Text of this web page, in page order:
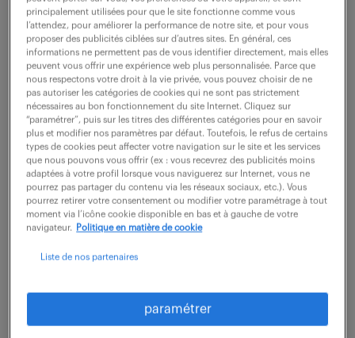
Au sein d'un pôle de 6 comptables et en lien avec
les gestionnaires de paie, vous prenez en charge
la gestion comptable de plusieurs associations.
Votre quotidien sera rythmé par des missions
variées :
- Gestion courante : Tenue complète de la
comptabilité (achats, ventes, banque, caisse) et
rapprochements bancaires.
- Trésorerie & Règlements : Préparation des
virements fournisseurs, gestion des chèques et
- Cycle Client : Facturation, prélèvements, suivi
principalement utilisées pour que le site fonctionne comme vous
l’attendez, pour améliorer la performance de notre site, et pour vous
proposer des publicités ciblées sur d’autres sites. En général, ces
informations ne permettent pas de vous identifier directement, mais elles
peuvent vous offrir une expérience web plus personnalisée. Parce que
nous respectons votre droit à la vie privée, vous pouvez choisir de ne
pas autoriser les catégories de cookies qui ne sont pas strictement
nécessaires au bon fonctionnement du site Internet. Cliquez sur
“paramétrer”, puis sur les titres des différentes catégories pour en savoir
plus et modifier nos paramètres par défaut. Toutefois, le refus de certains
types de cookies peut affecter votre navigation sur le site et les services
que nous pouvons vous offrir (ex : vous recevrez des publicités moins
adaptées à votre profil lorsque vous naviguerez sur Internet, vous ne
pourrez pas partager du contenu via les réseaux sociaux, etc.). Vous
pourrez retirer votre consentement ou modifier votre paramétrage à tout
moment via l’icône cookie disponible en bas et à gauche de votre
navigateur.
Politique en matière de cookie
Liste de nos partenaires
paramétrer